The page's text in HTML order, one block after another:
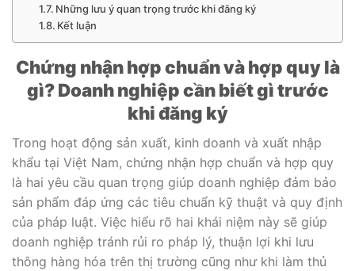
Những lưu ý quan trọng trước khi đăng ký
Kết luận
Chứng nhận hợp chuẩn và hợp quy là
gì? Doanh nghiệp cần biết gì trước
khi đăng ký
Trong hoạt động sản xuất, kinh doanh và xuất nhập
khẩu tại Việt Nam, chứng nhận hợp chuẩn và hợp quy
là hai yêu cầu quan trọng giúp doanh nghiệp đảm bảo
sản phẩm đáp ứng các tiêu chuẩn kỹ thuật và quy định
của pháp luật. Việc hiểu rõ hai khái niệm này sẽ giúp
doanh nghiệp tránh rủi ro pháp lý, thuận lợi khi lưu
thông hàng hóa trên thị trường cũng như khi làm thủ